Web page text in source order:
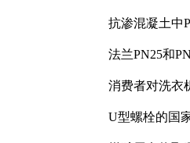
抗渗混凝土中
法兰PN25和
消费者对洗衣
U型螺栓的国